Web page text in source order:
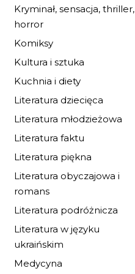
Kryminał, sensacja, thriller,
horror
Komiksy
Kultura i sztuka
Kuchnia i diety
Literatura dziecięca
Literatura młodzieżowa
Literatura faktu
Literatura piękna
Literatura obyczajowa i
romans
Literatura podróżnicza
Literatura w języku
ukraińskim
Medycyna